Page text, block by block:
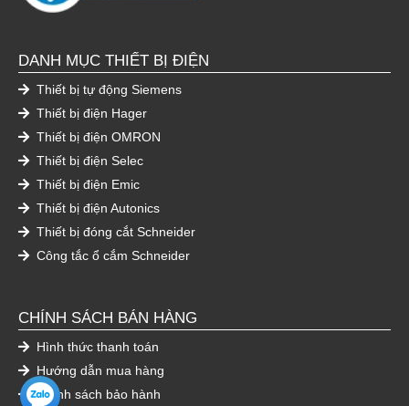
DANH MỤC THIẾT BỊ ĐIỆN
Thiết bị tự động Siemens
Thiết bị điện Hager
Thiết bị điện OMRON
Thiết bị điện Selec
Thiết bị điện Emic
Thiết bị điện Autonics
Thiết bị đóng cắt Schneider
Công tắc ổ cắm Schneider
CHÍNH SÁCH BÁN HÀNG
Hình thức thanh toán
Hướng dẫn mua hàng
Chính sách bảo hành